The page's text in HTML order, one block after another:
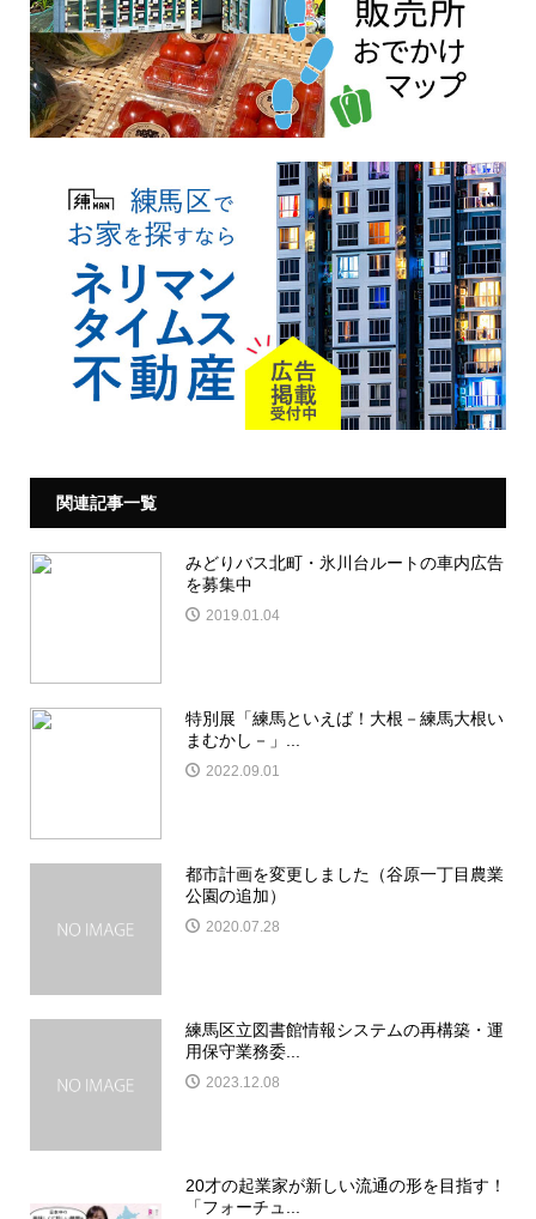
関連記事一覧
みどりバス北町・氷川台ルートの車内広告
を募集中
2019.01.04
特別展「練馬といえば！大根－練馬大根い
まむかし－」...
2022.09.01
都市計画を変更しました（谷原一丁目農業
公園の追加）
2020.07.28
練馬区立図書館情報システムの再構築・運
用保守業務委...
2023.12.08
20才の起業家が新しい流通の形を目指す！
「フォーチュ...